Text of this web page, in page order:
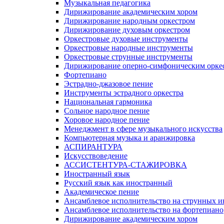
Музыкальная педагогика
Дирижирование академическим хором
Дирижирование народным оркестром
Дирижирование духовым оркестром
Оркестровые духовые инструменты
Оркестровые народные инструменты
Оркестровые струнные инструменты
Дирижирование оперно-симфоническим
Фортепиано
Эстрадно-джазовое пение
Инструменты эстрадного оркестра
Национальная гармоника
Сольное народное пение
Хоровое народное пение
Менеджмент в сфере музыкального искусства
Компьютерная музыка и аранжировка
АСПИРАНТУРА
Искусствоведение
АССИСТЕНТУРА-СТАЖИРОВКА
Иностранный язык
Русский язык как иностранный
Академическое пение
Ансамблевое исполнительство на струнных
Ансамблевое исполнительство на фортепиано
Дирижирование академическим хором